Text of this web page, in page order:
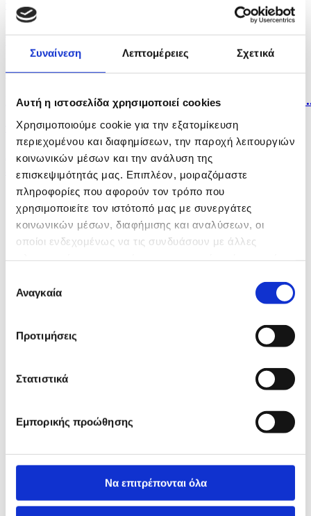
Συναίνεση Λεπτομέρειες Σχετικά
Αυτή η ιστοσελίδα χρησιμοποιεί cookies
Χρησιμοποιούμε cookie για την εξατομίκευση
περιεχομένου και διαφημίσεων, την παροχή λειτουργιών
κοινωνικών μέσων και την ανάλυση της
επισκεψιμότητάς μας. Επιπλέον, μοιραζόμαστε
πληροφορίες που αφορούν τον τρόπο που
χρησιμοποιείτε τον ιστότοπό μας με συνεργάτες
κοινωνικών μέσων, διαφήμισης και αναλύσεων, οι
οποίοι ενδεχομένως να τις συνδυάσουν με άλλες
των υπηρεσιών τους.
συγκατάθεσης
Αναγκαία
Προτιμήσεις
Στατιστικά
Εμπορικής προώθησης
Να επιτρέπονται όλα
πριν 10 ώρες
Στην παρουσία ΠτΔ και άλλων επισήμων τιμήθηκε η
μνήμη...
πριν 10 ώρες
Η Σόφια κατηγορεί το Κίεβο για το μη
πριν 11 ώρες
Λίβανος: Η Βηρυτός αναφέρει ισραηλινή εισβολή σε
ένα...